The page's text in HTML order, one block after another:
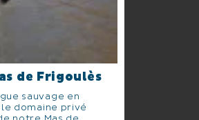
de Frigoulès
sauvage en
domaine privé